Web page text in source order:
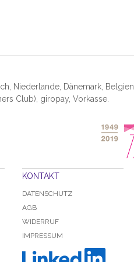
Niederlande, Dänemark, Belgien
Club), giropay, Vorkasse.
KONTAKT
DATENSCHUTZ
AGB
WIDERRUF
IMPRESSUM